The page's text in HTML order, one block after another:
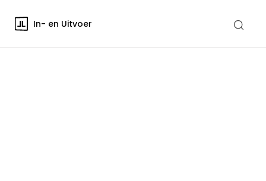
In- en Uitvoer